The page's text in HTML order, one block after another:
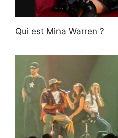
Qui est Mina Warren ?